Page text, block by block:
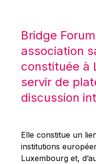
Mario
Mario Monti
Maroš
Martin Bailey
Martine
Michael
Michel
Bridge
association
constituée à
servir de
discussion
Elle constitue un
institutions
Luxembourg et,